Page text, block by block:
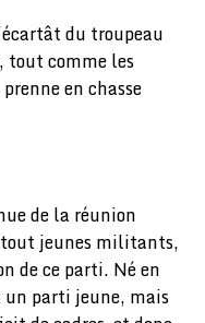
du troupeau
comme les
en chasse
de la réunion
tout jeunes militants,
de ce parti. Né en
parti jeune, mais